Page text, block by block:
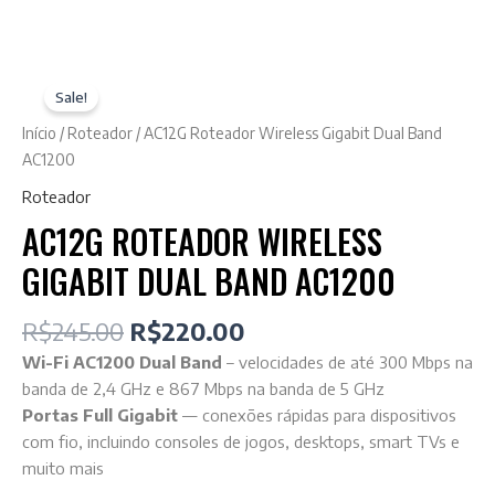
Sale!
Início / Roteador / AC12G Roteador Wireless Gigabit Dual Band
AC1200
Roteador
AC12G ROTEADOR WIRELESS
GIGABIT DUAL BAND AC1200
R$245.00 R$220.00
Wi-Fi AC1200 Dual Band – velocidades de até 300 Mbps na
banda de 2,4 GHz e 867 Mbps na banda de 5 GHz
Portas Full Gigabit — conexões rápidas para dispositivos
com fio, incluindo consoles de jogos, desktops, smart TVs e
muito mais